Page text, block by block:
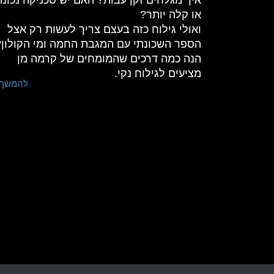
או קלה יותר?
ואולי גילוח כזה בעצם צריך לעשות רק אצל
הספר השכונתי עם המגבת החמה ומי
הנה כמה דרכים שהמומחים של קרמה מן
מציעים לגילוח נקי.